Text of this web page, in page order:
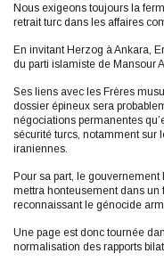
Nous exigeons toujours la
retrait turc dans les affaires
En invitant Herzog à Ankara,
du parti islamiste de Mansour
Ses liens avec les Frères
dossier épineux sera
négociations permanentes
sécurité turcs, notamment sur
iraniennes.
Pour sa part, le gouvernement
mettra honteusement dans un
reconnaissant le génocide
Une page est donc tournée
normalisation des rapports